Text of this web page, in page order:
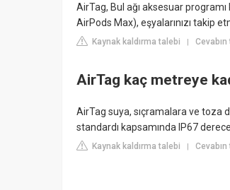
AirTag, Bul ağı aksesuar
AirPods Max), eşyalarınızı takip
Kaynak kaldırma talebi
AirTag kaç metreye
AirTag suya, sıçramalara ve toza
standardı kapsamında IP67
Kaynak kaldırma talebi